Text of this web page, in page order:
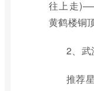
往上走
黄鹤楼铜
2、武
推荐